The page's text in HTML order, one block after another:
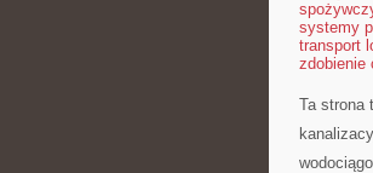
systemy
transport
zdobienie
Ta strona